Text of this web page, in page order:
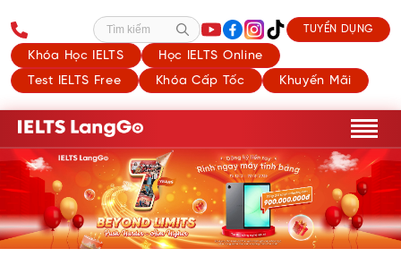
Khóa Học IELTS
Học IELTS Online
Test IELTS Free
Khóa Cấp Tốc Khuyến Mãi
Tìm kiếm TUYỂN DỤNG